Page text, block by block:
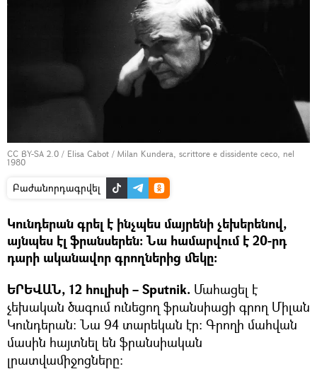
CC BY-SA 2.0 / Elisa Cabot / Milan Kundera, scrittore e dissidente ceco, nel
1980
Բաժանորդագրվել
Կունդերան գրել է ինչպես մայրենի չեխերենով,
այնպես էլ ֆրանսերեն։ Նա համարվում է 20-րդ
դարի ականավոր գրողներից մեկը։
ԵՐԵՎԱՆ, 12 հուլիսի – Sputnik. Մահացել է
չեխական ծագում ունեցող ֆրանսիացի գրող Միլան
Կունդերան։ Նա 94 տարեկան էր։ Գրողի մահվան
մասին հայտնել են ֆրանսիական
լրատվամիջոցները։